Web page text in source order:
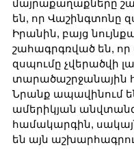
մայրաքաղաքները
են, որ Վաշինգտոնը
Իրանին, բայց
շահագրգռված են, որ
զսպումը չվերածվի
տարածաշրջանային
Նրանք ապավինում
ամերիկյան
համակարգին,
են այն